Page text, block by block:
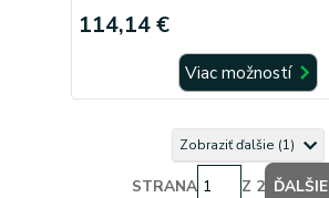
114,14 €
Viac možností
Zobraziť ďalšie (1)
STRANA Z 2 ĎALŠIE